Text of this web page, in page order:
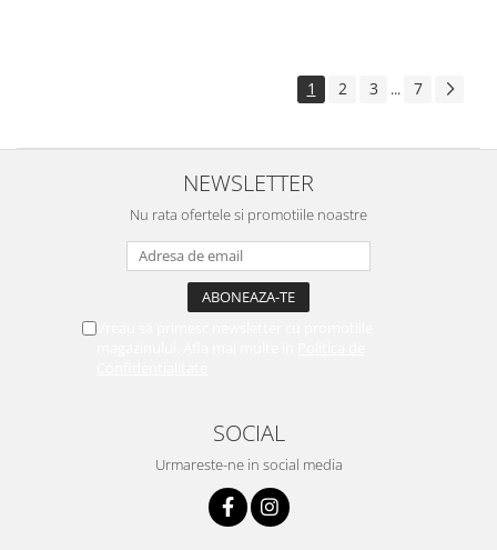
1 2 3 ... 7
NEWSLETTER
Nu rata ofertele si promotiile noastre
SOCIAL
Urmareste-ne in social media